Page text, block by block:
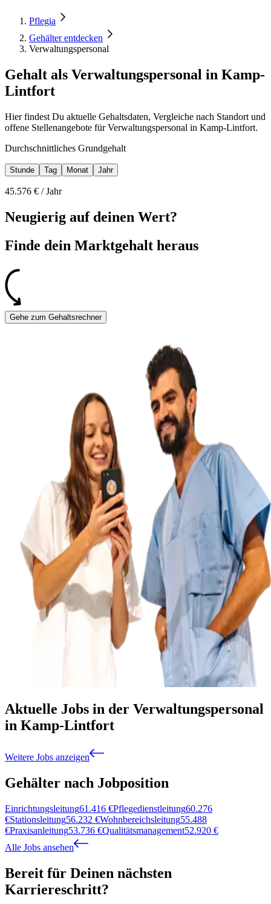
Pflegia
Gehälter entdecken
Verwaltungspersonal
Gehalt als Verwaltungspersonal in Kamp-
Lintfort
Hier findest Du aktuelle Gehaltsdaten, Vergleiche nach Standort und
offene Stellenangebote für Verwaltungspersonal in Kamp-Lintfort.
Durchschnittliches Grundgehalt
Stunde Tag Monat Jahr
45.576 € /Jahr
Neugierig auf deinen Wert?
Finde dein Marktgehalt heraus
Gehe zum Gehaltsrechner
Aktuelle Jobs in der Verwaltungspersonal
in Kamp-Lintfort
Weitere Jobs anzeigen
Gehälter nach Jobposition
Einrichtungsleitung61.416 €Pflegedienstleitung60.276
€Stationsleitung56.232 €Wohnbereichsleitung55.488
€Praxisanleitung53.736 €Qualitätsmanagement52.920 €
Alle Jobs ansehen
Bereit für Deinen nächsten
Karriereschritt?